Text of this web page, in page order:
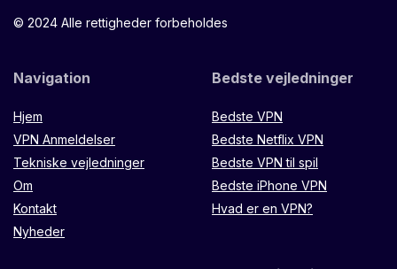
© 2024 Alle rettigheder forbeholdes
Navigation
Hjem
VPN Anmeldelser
Tekniske vejledninger
Om
Kontakt
Nyheder
Bedste vejledninger
Bedste VPN
Bedste Netflix VPN
Bedste VPN til spil
Bedste iPhone VPN
Hvad er en VPN?